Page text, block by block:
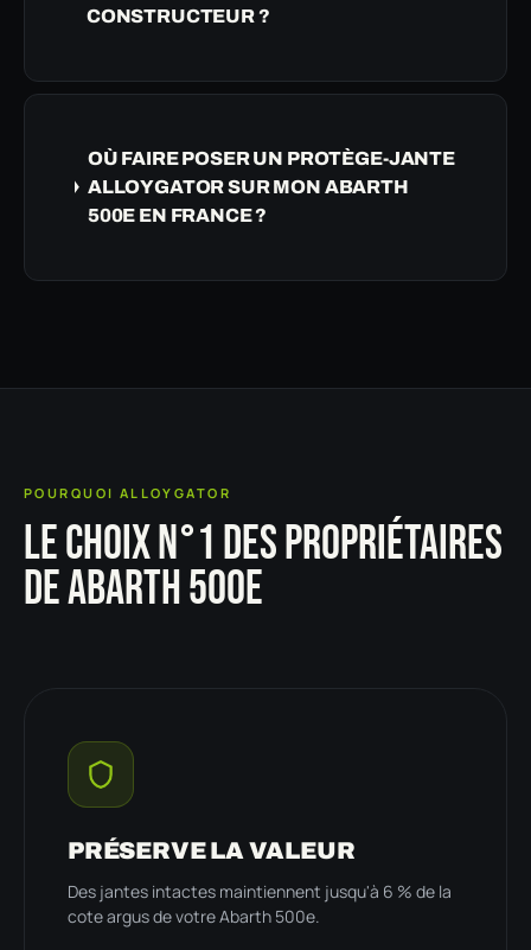
CONSTRUCTEUR ?
OÙ FAIRE POSER UN PROTÈGE-JANTE
ALLOYGATOR SUR MON ABARTH
500E EN FRANCE ?
POURQUOI ALLOYGATOR
LE CHOIX N°1 DES PROPRIÉTAIRES
DE ABARTH 500E
PRÉSERVE LA VALEUR
Des jantes intactes maintiennent jusqu'à 6 % de la
cote argus de votre Abarth 500e.